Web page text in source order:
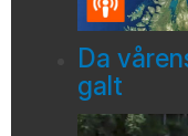
Da
galt